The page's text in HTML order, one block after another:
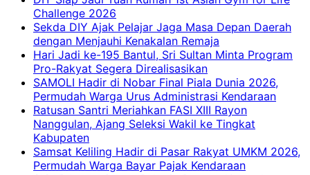
Challenge 2026
Sekda DIY Ajak Pelajar Jaga Masa Depan Daerah
dengan Menjauhi Kenakalan Remaja
Hari Jadi ke-195 Bantul, Sri Sultan Minta Program
Pro-Rakyat Segera Direalisasikan
SAMOLI Hadir di Nobar Final Piala Dunia 2026,
Permudah Warga Urus Administrasi Kendaraan
Ratusan Santri Meriahkan FASI XIII Rayon
Nanggulan, Ajang Seleksi Wakil ke Tingkat
Kabupaten
Samsat Keliling Hadir di Pasar Rakyat UMKM 2026,
Permudah Warga Bayar Pajak Kendaraan